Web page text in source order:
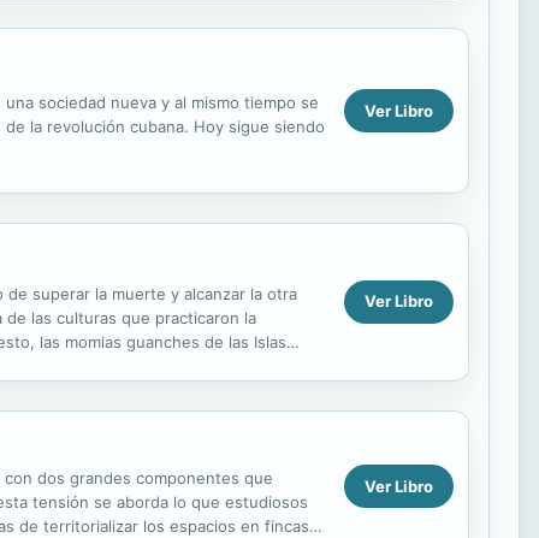
sociedad nueva y al mismo tiempo se
la revolución cubana. Hoy sigue siendo
Ver Libro
superar la muerte y alcanzar la otra
de las culturas que practicaron la
las momias guanches de las Islas
Ver Libro
dos grandes componentes que
tensión se aborda lo que estudiosos
de territorializar los espacios en fincas
Ver Libro